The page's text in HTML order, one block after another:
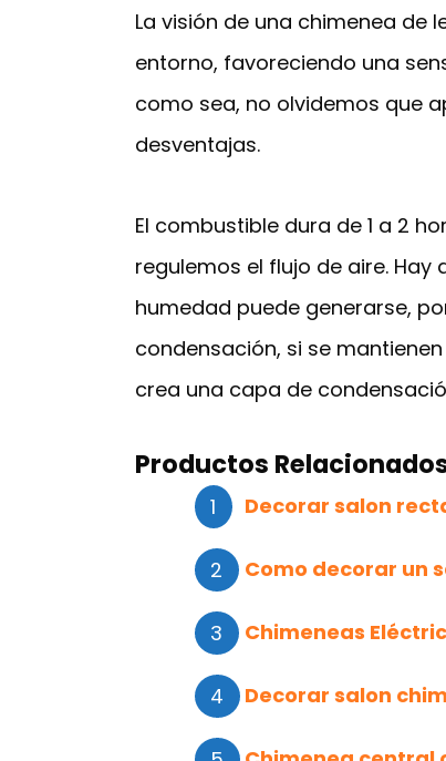
La visión de una chimenea de
entorno, favoreciendo una
como sea, no olvidemos que
desventajas.
El combustible dura de 1 a 2
regulemos el flujo de aire.
humedad puede generarse,
condensación, si se
crea una capa de
Productos
Decorar salon
Como decorar un
Chimeneas
Decorar salon